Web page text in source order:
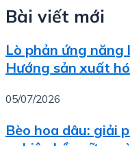
Bài viết mới
Lò phản ứng
Hướng sản xuất
05/07/2026
Bèo hoa dâu: giải